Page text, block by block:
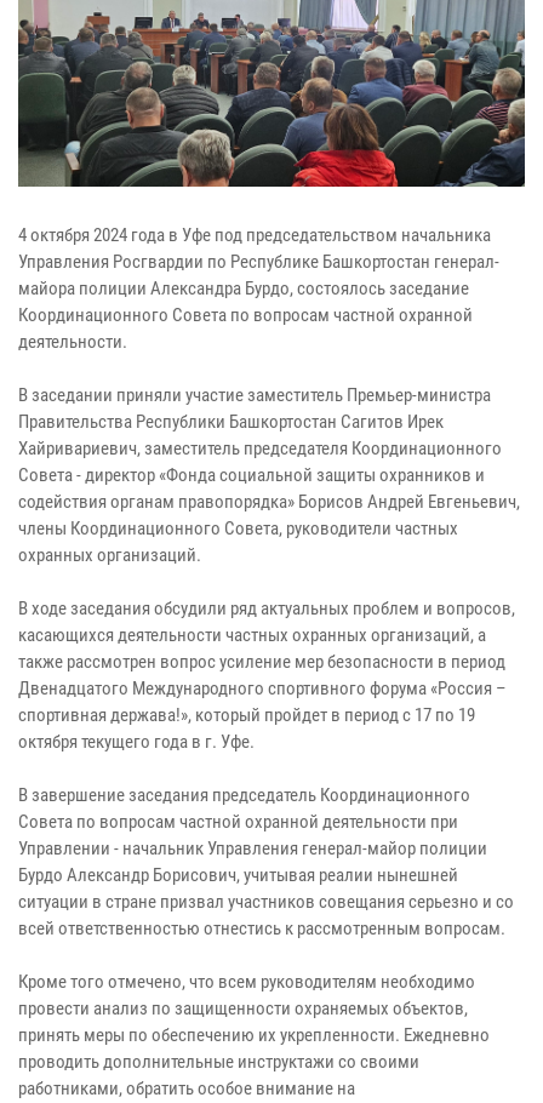
4 октября 2024 года в Уфе под председательством начальника
Управления Росгвардии по Республике Башкортостан генерал-
майора полиции Александра Бурдо, состоялось заседание
Координационного Совета по вопросам частной охранной
деятельности.
В заседании приняли участие заместитель Премьер-министра
Правительства Республики Башкортостан Сагитов Ирек
Хайривариевич, заместитель председателя Координационного
Совета - директор «Фонда социальной защиты охранников и
содействия органам правопорядка» Борисов Андрей Евгеньевич,
члены Координационного Совета, руководители частных
охранных организаций.
В ходе заседания обсудили ряд актуальных проблем и вопросов,
касающихся деятельности частных охранных организаций, а
также рассмотрен вопрос усиление мер безопасности в период
Двенадцатого Международного спортивного форума «Россия –
спортивная держава!», который пройдет в период с 17 по 19
октября текущего года в г. Уфе.
В завершение заседания председатель Координационного
Совета по вопросам частной охранной деятельности при
Управлении - начальник Управления генерал-майор полиции
Бурдо Александр Борисович, учитывая реалии нынешней
ситуации в стране призвал участников совещания серьезно и со
всей ответственностью отнестись к рассмотренным вопросам.
Кроме того отмечено, что всем руководителям необходимо
провести анализ по защищенности охраняемых объектов,
принять меры по обеспечению их укрепленности. Ежедневно
проводить дополнительные инструктажи со своими
работниками, обратить особое внимание на